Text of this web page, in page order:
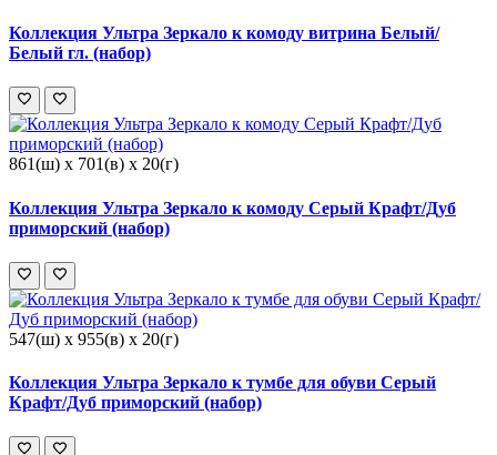
Коллекция Ультра Зеркало к комоду витрина Белый/
Белый гл. (набор)
861(ш) x 701(в) x 20(г)
Коллекция Ультра Зеркало к комоду Серый Крафт/Дуб
приморский (набор)
547(ш) x 955(в) x 20(г)
Коллекция Ультра Зеркало к тумбе для обуви Серый
Крафт/Дуб приморский (набор)